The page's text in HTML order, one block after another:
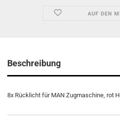
AUF DEN
Beschreibung
8x Rücklicht für MAN Zugmaschine, rot